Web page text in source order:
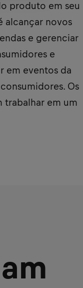
produto em seu
alcançar novos
e gerenciar
e
em eventos da
Os
trabalhar em um